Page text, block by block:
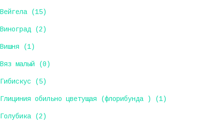
Вейгела (15)
Виноград (2)
Вишня (1)
Вяз малый (0)
Гибискус (5)
Глициния обильно цветущая (флорибунда ) (1)
Голубика (2)